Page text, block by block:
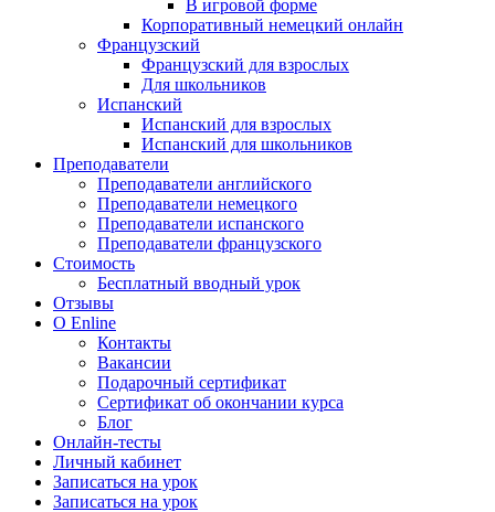
В игровой форме
Корпоративный немецкий онлайн
Французский
Французский для взрослых
Для школьников
Испанский
Испанский для взрослых
Испанский для школьников
Преподаватели
Преподаватели английского
Преподаватели немецкого
Преподаватели испанского
Преподаватели французского
Стоимость
Бесплатный вводный урок
Отзывы
О Enline
Контакты
Вакансии
Подарочный сертификат
Сертификат об окончании курса
Блог
Онлайн-тесты
Личный кабинет
Записаться на урок
Записаться на урок